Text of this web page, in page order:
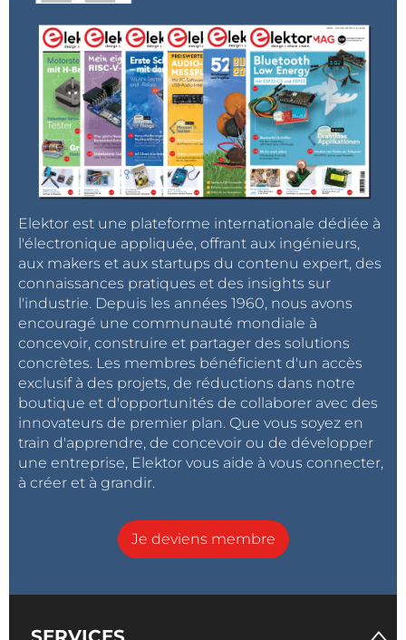
Elektor est une plateforme internationale dédiée à
l'électronique appliquée, offrant aux ingénieurs,
aux makers et aux startups du contenu expert, des
connaissances pratiques et des insights sur
l'industrie. Depuis les années 1960, nous avons
encouragé une communauté mondiale à
concevoir, construire et partager des solutions
concrètes. Les membres bénéficient d'un accès
exclusif à des projets, de réductions dans notre
boutique et d'opportunités de collaborer avec des
innovateurs de premier plan. Que vous soyez en
train d'apprendre, de concevoir ou de développer
une entreprise, Elektor vous aide à vous connecter,
à créer et à grandir.
Je deviens membre